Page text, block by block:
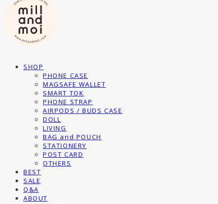
SHOP
PHONE CASE
MAGSAFE WALLET
SMART TOK
PHONE STRAP
AIRPODS / BUDS CASE
DOLL
LIVING
BAG and POUCH
STATIONERY
POST CARD
OTHERS
BEST
SALE
Q&A
ABOUT